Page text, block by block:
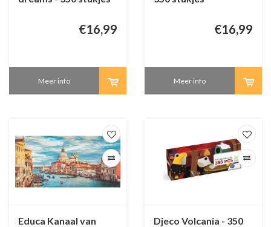
€16,99
Meer info
€16,99
Meer info
Educa Kanaal van
Djeco Volcania - 350